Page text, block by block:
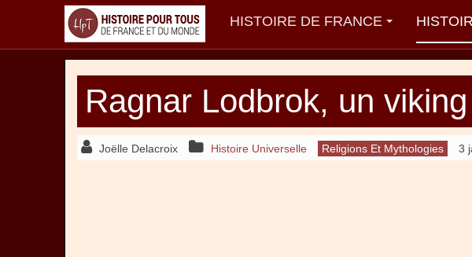
HISTOIRE DE FRANCE
Ragnar Lodbrok, un
Joëlle Delacroix Histoire Universelle Religions Et Mythologies 3